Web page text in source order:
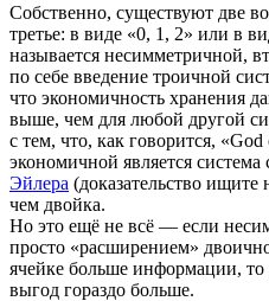
Собственно, существуют две
третье: в виде «0, 1, 2» или в
называется несимметричной,
по себе введение троичной
что экономичность хранения
выше, чем для любой другой
с тем, что, как говорится,
экономичной является
Эйлера (доказательство ищите
чем двойка.
Но это ещё не всё — если
просто «расширением»
ячейке больше информации,
выгод гораздо больше.